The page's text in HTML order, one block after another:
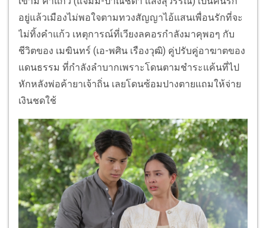
อยู่แล้วเมืองไม่พอใจตามทวงสัญญาไอ้แสนเพื่อนรักที่จะ
ไม่ทิ้งคำแก้ว เหตุการณ์ที่เวียงลคอรกำลังมาคุพอๆ กับ
ชีวิตของ เมฆินทร์ (เอ-พศิน เรืองวุฒิ) คู่ปรับคู่อาฆาตของ
แดนธรรม ที่กำลังลำบากเพราะโดนตามชำระแค้นที่ไป
หักหลังพ่อค้ายาเจ้าถิ่น เลยโดนซ้อมปางตายแถมให้จ่าย
เงินชดใช้